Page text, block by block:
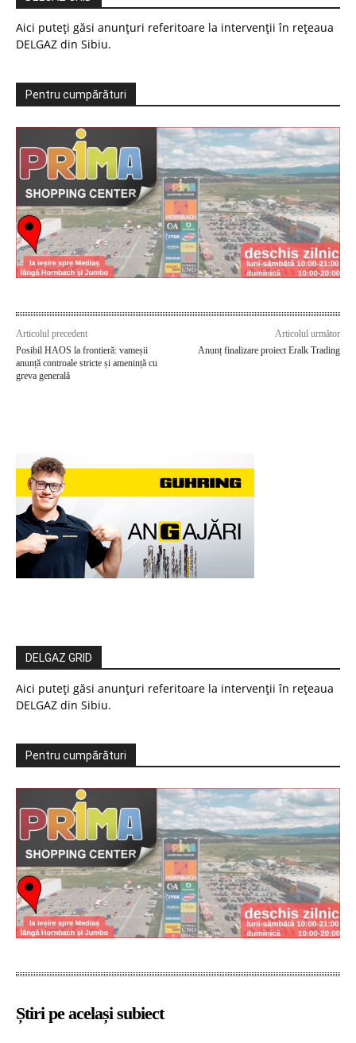
Aici puteți găsi anunțuri referitoare la intervenții în rețeaua
DELGAZ din Sibiu.
Pentru cumpărături
Articolul precedent
Posibil HAOS la frontieră: vameșii
anunță controale stricte și amenință cu
greva generală
Articolul următor
Anunț finalizare proiect Eralk Trading
DELGAZ GRID
Aici puteți găsi anunțuri referitoare la intervenții în rețeaua
DELGAZ din Sibiu.
Pentru cumpărături
Știri pe același subiect